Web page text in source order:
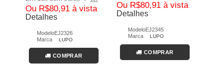
ModeloEJ2326
Marca
LUPO
Ou R$80,91 à vista
COMPRAR
Detalhes
ModeloEJ2345
Marca
LUPO
Ou R$80,91 à vista
COMPRAR
Detalhes